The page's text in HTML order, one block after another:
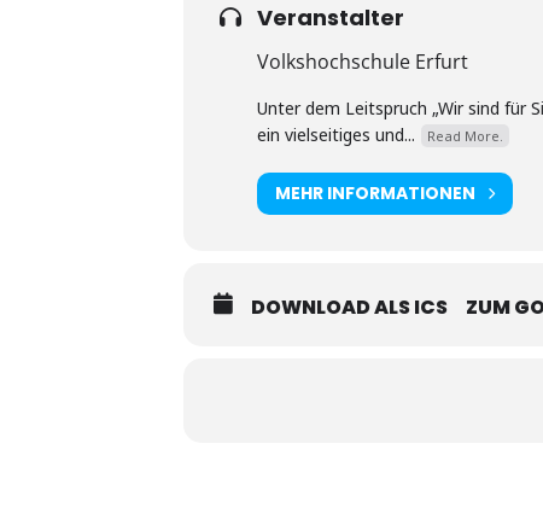
Veranstalter
Volkshochschule Erfurt
Unter dem Leitspruch „Wir sind für
ein vielseitiges und...
Read More.
MEHR INFORMATIONEN
DOWNLOAD ALS ICS ZUM